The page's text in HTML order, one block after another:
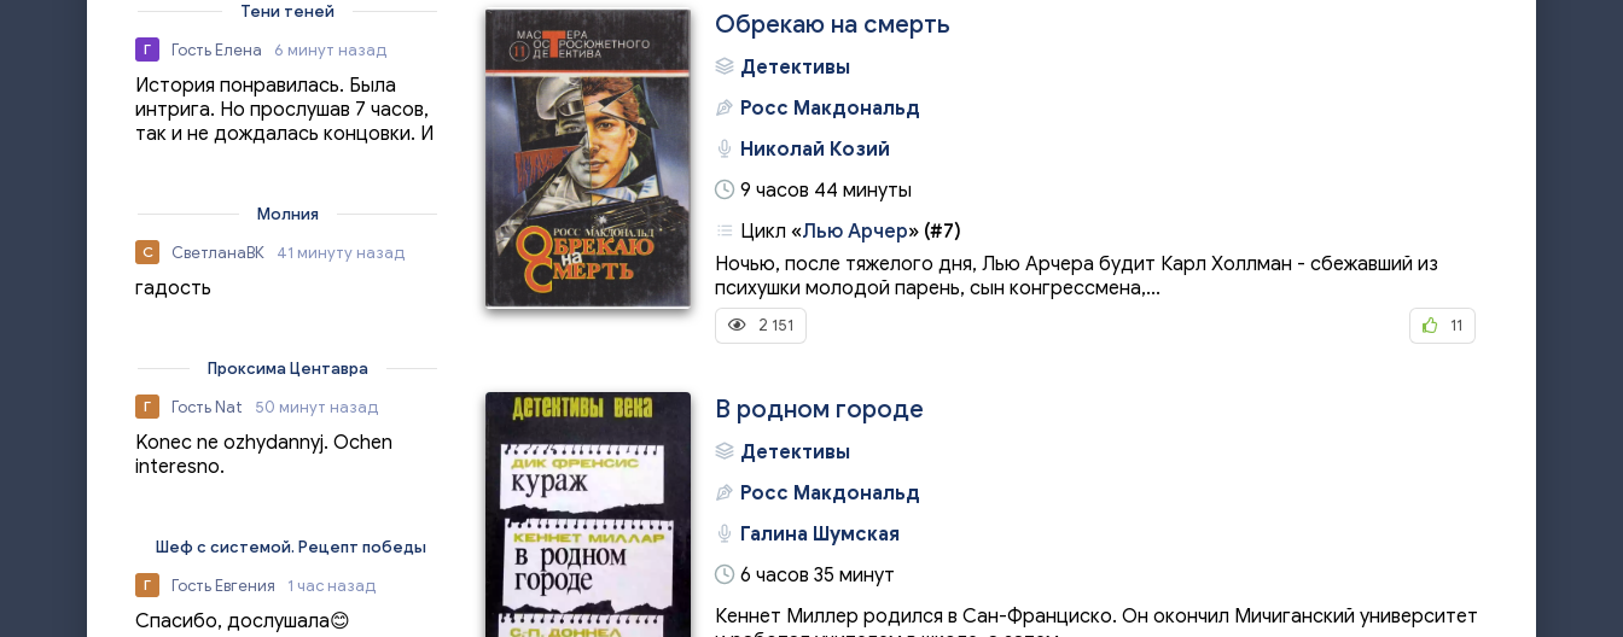
Тени теней
Г Гость Елена 6 минут назад
История понравилась. Была
интрига. Но прослушав 7 часов,
так и не дождалась концовки. И
Молния
С СветланаВК 41 минуту назад
гадость
Проксима Центавра
Г Гость Nat 50 минут назад
Konec ne ozhydannyj. Ochen
interesno.
Шеф с системой. Рецепт победы
Г Гость Евгения 1 час назад
Спасибо, дослушала😊
Обрекаю на смерть
Детективы
Росс Макдональд
Николай Козий
9 часов 44 минуты
Цикл «Лью Арчер» (#7)
Ночью, после тяжелого дня, Лью Арчера будит Карл Холлман - сбежавший из
психушки молодой парень, сын конгрессмена,...
2 151 11
В родном городе
Детективы
Росс Макдональд
Галина Шумская
6 часов 35 минут
Кеннет Миллер родился в Сан-Франциско. Он окончил Мичиганский университет